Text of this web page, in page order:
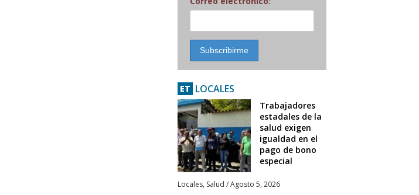
ET LOCALES
Trabajadores
estadales de la
salud exigen
igualdad en el
pago de bono
especial
Locales, Salud /Agosto 5, 2026